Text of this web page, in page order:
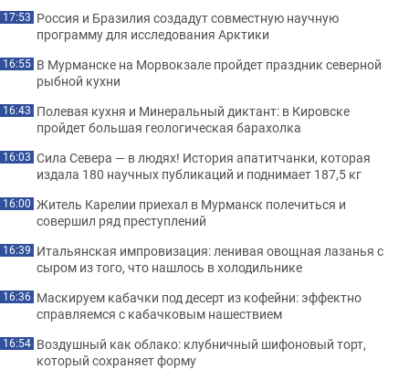
17:53 Россия и Бразилия создадут совместную научную
программу для исследования Арктики
16:55 В Мурманске на Морвокзале пройдет праздник северной
рыбной кухни
16:43 Полевая кухня и Минеральный диктант: в Кировске
пройдет большая геологическая барахолка
16:03 Сила Севера — в людях! История апатитчанки, которая
издала 180 научных публикаций и поднимает 187,5 кг
16:00 Житель Карелии приехал в Мурманск полечиться и
совершил ряд преступлений
16:39 Итальянская импровизация: ленивая овощная лазанья с
сыром из того, что нашлось в холодильнике
16:36 Маскируем кабачки под десерт из кофейни: эффектно
справляемся с кабачковым нашествием
16:54 Воздушный как облако: клубничный шифоновый торт,
который сохраняет форму